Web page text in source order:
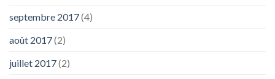
septembre 2017(4)
août 2017(2)
juillet 2017(2)